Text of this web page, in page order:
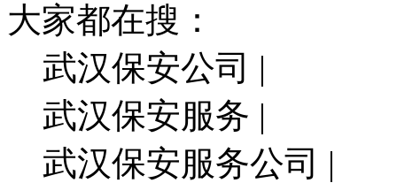
大家都在搜：
武汉保安公司 |
武汉保安服务 |
武汉保安服务公司 |